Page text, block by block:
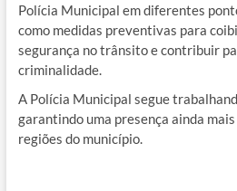
Polícia Municipal em diferentes
como medidas preventivas para
segurança no trânsito e contribuir
criminalidade.
A Polícia Municipal segue
garantindo uma presença ainda
regiões do município.